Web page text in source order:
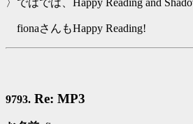
fionaさんもHappy Reading!
9793. Re: MP3